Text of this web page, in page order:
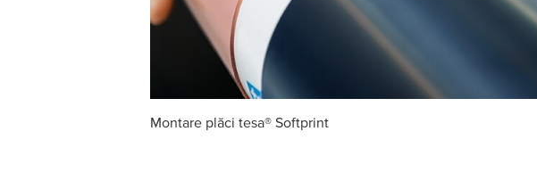
Montare plăci tesa® Softprint